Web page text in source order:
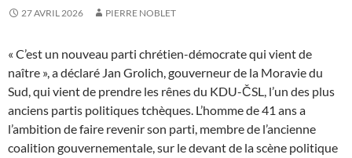
27 AVRIL 2026 PIERRE NOBLET
« C’est un nouveau parti chrétien-démocrate qui vient de
naître », a déclaré Jan Grolich, gouverneur de la Moravie du
Sud, qui vient de prendre les rênes du KDU-ČSL, l’un des plus
anciens partis politiques tchèques. L’homme de 41 ans a
l’ambition de faire revenir son parti, membre de l’ancienne
coalition gouvernementale, sur le devant de la scène politique